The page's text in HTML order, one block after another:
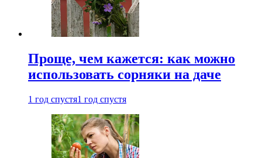
Проще, чем кажется: как можно
использовать сорняки на даче
1 год спустя1 год спустя